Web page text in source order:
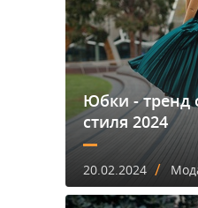
Юбки - тренд
стиля 2024
20.02.2024 /